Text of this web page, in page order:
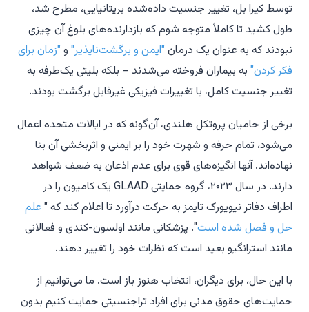
توسط کیرا بل، تغییر جنسیت داده‌شده بریتانیایی، مطرح شد،
طول کشید تا کاملاً متوجه شوم که بازدارنده‌های بلوغ آن چیزی
نبودند که به عنوان یک درمان"ایمن و برگشت‌ناپذیر" و"زمان برای
فکر کردن" به بیماران فروخته می‌شدند – بلکه بلیتی یک‌طرفه به
تغییر جنسیت کامل، با تغییرات فیزیکی غیرقابل برگشت بودند.
برخی از حامیان پروتکل هلندی، آن‌گونه که در ایالات متحده اعمال
می‌شود، تمام حرفه و شهرت خود را بر ایمنی و اثربخشی آن بنا
نهاده‌اند. آنها انگیزه‌های قوی برای عدم اذعان به ضعف شواهد
دارند. در سال ۲۰۲۳، گروه حمایتی GLAAD یک کامیون را در
اطراف دفاتر نیویورک تایمز به حرکت درآورد تا اعلام کند که " علم
حل و فصل شده است". پزشکانی مانند اولسون-کندی و فعالانی
مانند استرانگیو بعید است که نظرات خود را تغییر دهند.
با این حال، برای دیگران، انتخاب هنوز باز است. ما می‌توانیم از
حمایت‌های حقوق مدنی برای افراد تراجنسیتی حمایت کنیم بدون